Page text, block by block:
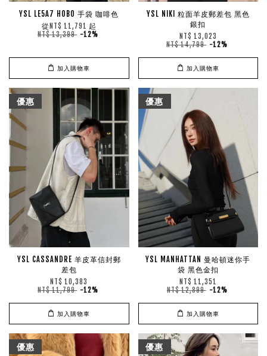
YSL LE5A7 HOBO 手袋 咖啡色
從 NT$ 11,791 起
NT$ 13,399 -12%
加入購物車
YSL NIKI 粒面羊皮郵差包 黑色
銀扣
NT$ 13,023
NT$ 14,799 -12%
加入購物車
優惠
YSL CASSANDRE 羊皮革信封郵
差包
NT$ 10,383
NT$ 11,799 -12%
加入購物車
優惠
YSL MANHATTAN 曼哈頓迷你手
袋 黑色金扣
NT$ 11,351
NT$ 12,899 -12%
加入購物車
優惠 優惠